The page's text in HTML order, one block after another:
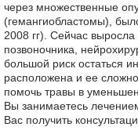
через множественные
(гемангиобластомы),
2008 гг). Сейчас
позвоночника,
большой риск остаться
расположена и ее
помочь травы в
Вы занимаетесь
Вас получить